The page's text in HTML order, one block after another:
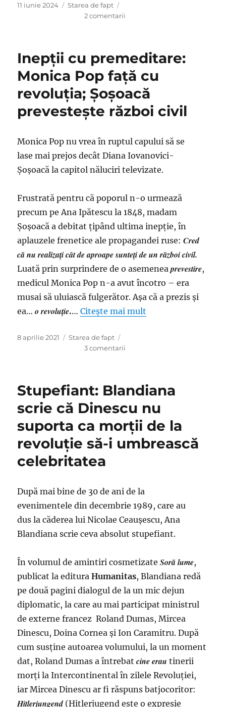
Publicat
11 iunie 2024 Categorii
Starea de fapt
2 comentarii
la
aşa
că
revoluţia
ei
sine
die
Inepţii cu premeditare:
Monica Pop faţă cu
revoluţia; Şoşoacă
prevesteşte război civil
Monica Pop nu vrea în ruptul capului să se
lase mai prejos decât Diana Iovanovici-
Şoşoacă la capitol năluciri televizate.
Frustrată pentru că poporul n-o urmează
precum pe Ana Ipătescu la 1848, madam
Şoşoacă a debitat ţipând ultima inepţie, în
aplauzele frenetice ale propagandei ruse:Cred
că nu realizați cât de aproape sunteți de un război civil.
Luată prin surprindere de o asemeneaprevestire,
medicul Monica Pop n-a avut încotro – era
musai să uluiască fulgerător. Aşa că a prezis şi
ea… o revoluţie.…Citește mai mult
Publicat
8 aprilie 2021 Categorii
Starea de fapt
3 comentarii
Monica
faţă
cu
revoluţia;
Şoşoacă
Stupefiant: Blandiana
scrie că Dinescu nu
suporta ca morţii de la
revoluţie să-i umbrească
celebritatea
După mai bine de 30 de ani de la
evenimentele din decembrie 1989, care au
dus la căderea lui Nicolae Ceauşescu, Ana
Blandiana scrie ceva absolut stupefiant.
În volumul de amintiri cosmetizateSoră lume,
publicat la edituraHumanitas, Blandiana redă
pe două pagini dialogul de la un mic dejun
diplomatic, la care au mai participat ministrul
de externe francez Roland Dumas, Mircea
Dinescu, Doina Cornea şi Ion Caramitru. După
cum susţine autoarea volumului, la un moment
dat, Roland Dumas a întrebatcine erau tinerii
morţi la Intercontinental în zilele Revoluţiei,
iar Mircea Dinescu ar fi răspuns batjocoritor:
Hitlerjungend(Hitlerjugend este o expresie